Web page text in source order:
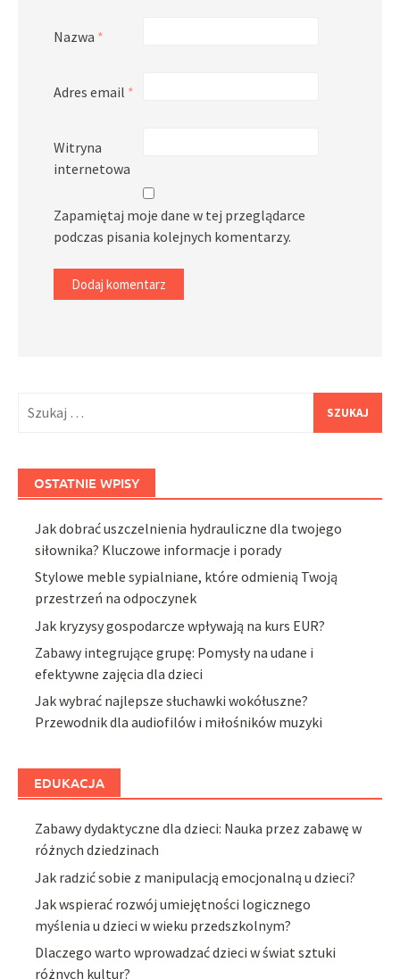
Nazwa *
Adres email *
Witryna
internetowa
Zapamiętaj moje dane w tej przeglądarce
podczas pisania kolejnych komentarzy.
OSTATNIE WPISY
Jak dobrać uszczelnienia hydrauliczne dla twojego
siłownika? Kluczowe informacje i porady
Stylowe meble sypialniane, które odmienią Twoją
przestrzeń na odpoczynek
Jak kryzysy gospodarcze wpływają na kurs EUR?
Zabawy integrujące grupę: Pomysły na udane i
efektywne zajęcia dla dzieci
Jak wybrać najlepsze słuchawki wokółuszne?
Przewodnik dla audiofilów i miłośników muzyki
EDUKACJA
Zabawy dydaktyczne dla dzieci: Nauka przez zabawę w
różnych dziedzinach
Jak radzić sobie z manipulacją emocjonalną u dzieci?
Jak wspierać rozwój umiejętności logicznego
myślenia u dzieci w wieku przedszkolnym?
Dlaczego warto wprowadzać dzieci w świat sztuki
różnych kultur?